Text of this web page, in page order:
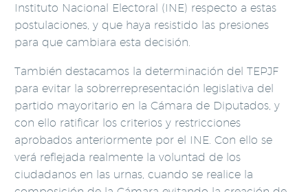
Instituto Nacional Electoral (INE) respecto a estas
postulaciones, y que haya resistido las presiones
para que cambiara esta decisión.
También destacamos la determinación del TEPJF
para evitar la sobrerrepresentación legislativa del
partido mayoritario en la Cámara de Diputados, y
con ello ratificar los criterios y restricciones
aprobados anteriormente por el INE. Con ello se
verá reflejada realmente la voluntad de los
ciudadanos en las urnas, cuando se realice la